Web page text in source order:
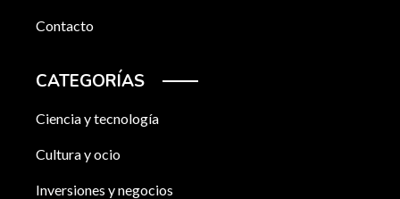
Contacto
CATEGORÍAS
Ciencia y tecnología
Cultura y ocio
Inversiones y negocios